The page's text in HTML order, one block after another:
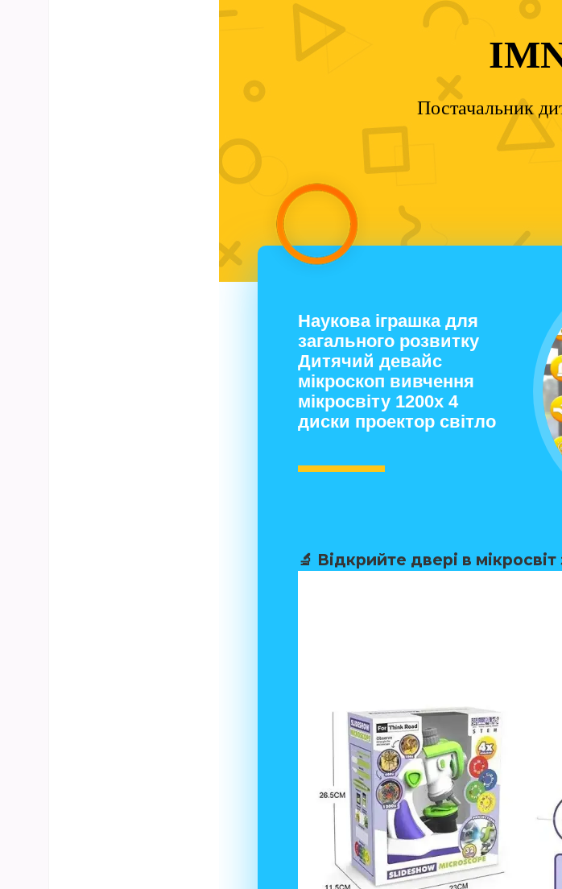
Постачальник
Наукова іграшка для
загального розвитку
Дитячий девайс
мікроскоп вивчення
мікросвіту 1200х 4
диски проектор світло
🔬 Відкрийте двері в